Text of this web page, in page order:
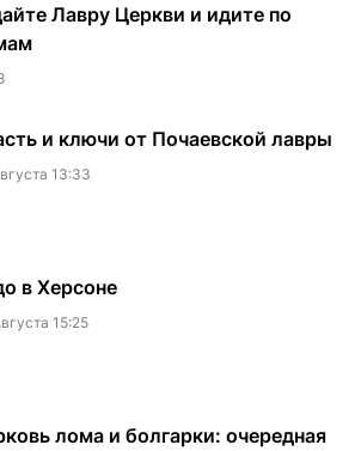
Лавру Церкви и идите по
и ключи от Почаевской лавры
13:33
в Херсоне
15:25
лома и болгарки: очередная